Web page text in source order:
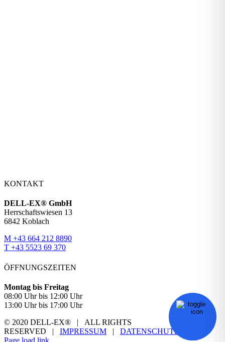
KONTAKT
DELL-EX® GmbH
Herrschaftswiesen 13
6842 Koblach
M +43 664 212 8890
T +43 5523 69 370
ÖFFNUNGSZEITEN
Montag bis Freitag
08:00 Uhr bis 12:00 Uhr
13:00 Uhr bis 17:00 Uhr
© 2020 DELL-EX® | ALL RIGHTS
RESERVED | IMPRESSUM | DATENSCHUTZ
Facebook
YouTube
Page load link